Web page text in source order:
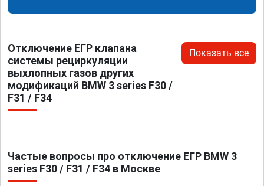
Отключение ЕГР клапана
системы рециркуляции
выхлопных газов других
модификаций BMW 3 series F30 /
F31 / F34
Показать все
Частые вопросы про отключение ЕГР BMW 3
series F30 / F31 / F34 в Москве